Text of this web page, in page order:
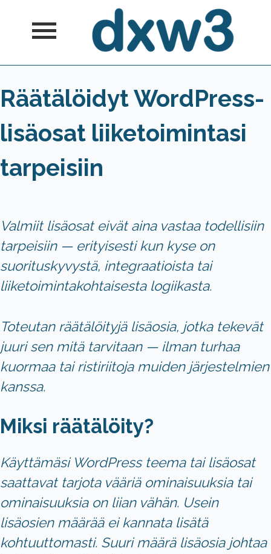
content
WooCommerce-ratkaisuja
Räätälöidyt WordPress-
lisäosat liiketoimintasi
tarpeisiin
Valmiit lisäosat eivät aina vastaa todellisiin
tarpeisiin — erityisesti kun kyse on
suorituskyvystä, integraatioista tai
liiketoimintakohtaisesta logiikasta.
Toteutan räätälöityjä lisäosia, jotka tekevät
juuri sen mitä tarvitaan — ilman turhaa
kuormaa tai ristiriitoja muiden järjestelmien
kanssa.
Miksi räätälöity?
Käyttämäsi WordPress teema tai lisäosat
saattavat tarjota vääriä ominaisuuksia tai
ominaisuuksia on liian vähän. Usein
lisäosien määrää ei kannata lisätä
kohtuuttomasti. Suuri määrä lisäosia johtaa